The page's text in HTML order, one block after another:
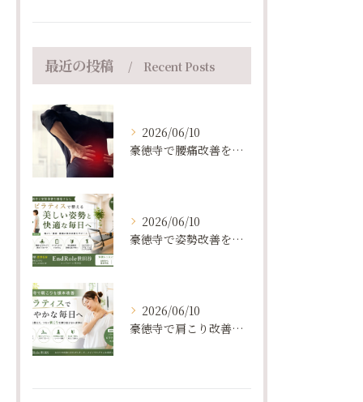
最近の投稿 Recent Posts
2026/06/10
豪徳寺で腰痛改善を目指すならピラティススタジオEndRole｜ピラティスが選ばれる理由
2026/06/10
豪徳寺で姿勢改善を目指すなら？｜ピラティスの効果と選び方
2026/06/10
豪徳寺で肩こり改善を目指すならEndRole｜ピラティスが選ばれる理由